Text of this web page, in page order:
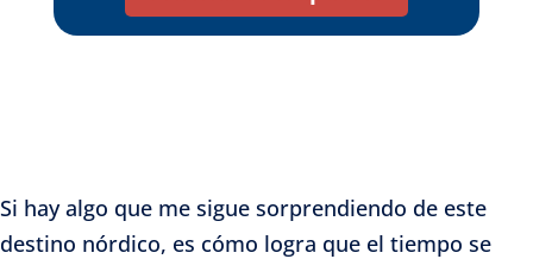
Si hay algo que me sigue sorprendiendo de este
destino nórdico, es cómo logra que el tiempo se